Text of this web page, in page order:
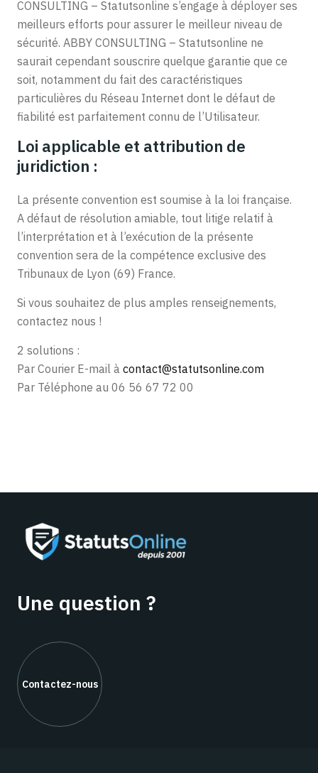
CONSULTING – Statutsonline s’engage à déployer ses
meilleurs efforts pour assurer le meilleur niveau de
sécurité. ABBY CONSULTING – Statutsonline ne
saurait cependant souscrire quelque garantie que ce
soit, notamment du fait des caractéristiques
particulières du Réseau Internet dont le défaut de
fiabilité est parfaitement connu de l’Utilisateur.
Loi applicable et attribution de
juridiction :
La présente convention est soumise à la loi française.
A défaut de résolution amiable, tout litige relatif à
l’interprétation et à l’exécution de la présente
convention sera de la compétence exclusive des
Tribunaux de Lyon (69) France.
Si vous souhaitez de plus amples renseignements,
contactez nous !
2 solutions :
Par Courier E-mail à contact@statutsonline.com
Par Téléphone au 06 56 67 72 00
Une question ?
Contactez-nous